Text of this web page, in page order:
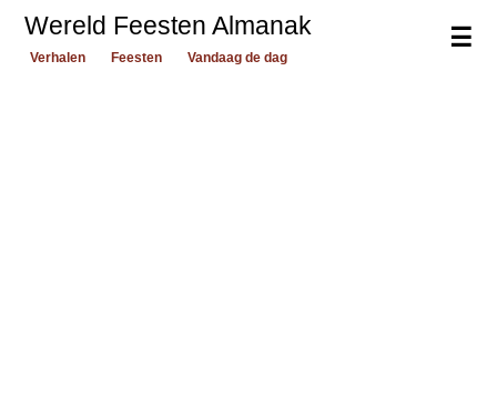
☰
Wereld Feesten Almanak
Verhalen Feesten Vandaag de dag